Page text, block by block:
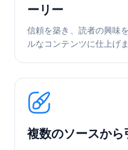
ーリー
信頼を築き、読者の興味
ルなコンテンツに仕上げ
複数のソースから